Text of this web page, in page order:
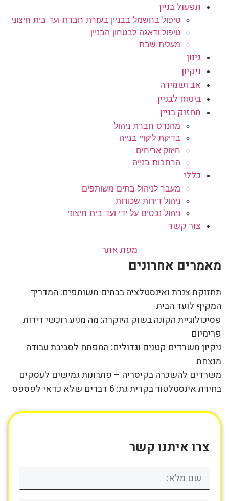
תפעול בניין
טיפול בחשמל בבניין בעזרת חברת ועד בית חיצוני
טיפול ודאגה לבטחון הבניין
מעלית שבת
גינון
ניקיון
אב ושמירה
ביטוח לבניין
תחזוק בניין
מהנדס חברת ניהול
בדיקת ליקויי בנייה
חיזוק אריחים
הרחבות בנייה
כללי
מעבר לניהול בתים משותפים
ניהול דירות שכורות
ניהול נכסים על ידי ועד בית חיצוני
צור קשר
מפת אתר
מאמרים אחרונים
תחזוקת צנרת ואינסטלציה בבתים משותפים: המדריך
המקיף לועד הבית
פסיכולוגיית הקונה בשוק היוקרה: מה מניע רוכשי דירות
פרימיום
ניקיון משרדים קטנים וגדולים: המפתח לסביבת עבודה
מנצחת
משרדים להשכרה בקיסריה – פתרונות גמישים לעסקים
בחירת אינסטלטור בקרית גת: 6 דברים שלא כדאי לפספס
צרו איתנו קשר